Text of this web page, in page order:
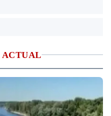
ACTUAL